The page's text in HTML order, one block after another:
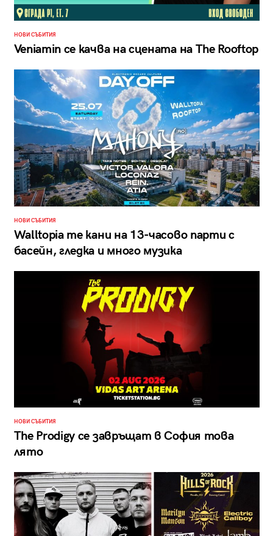
НОВИ СЪБИТИЯ
Veniamin се качва на сцената на The Rooftop
НОВИ СЪБИТИЯ
Walltopia те кани на 13-часово парти с
басейн, гледка и много музика
НОВИ СЪБИТИЯ
The Prodigy се завръщат в София това
лято